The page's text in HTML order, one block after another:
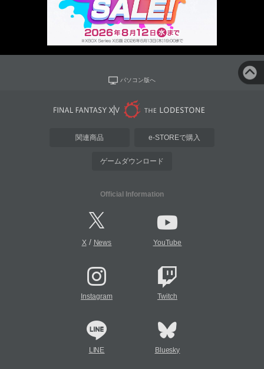
パソコン版へ
関連商品 e-STOREで購入
ゲームダウンロード
Official Information
X/ News YouTube
Instagram Twitch
LINE Bluesky